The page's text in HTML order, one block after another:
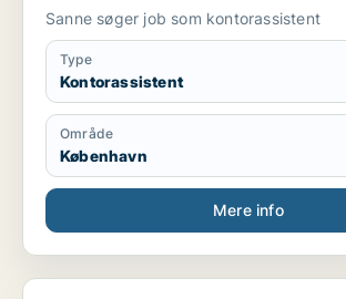
Sanne søger job som kontorassistent
Type
Kontorassistent
Område
København
Mere info